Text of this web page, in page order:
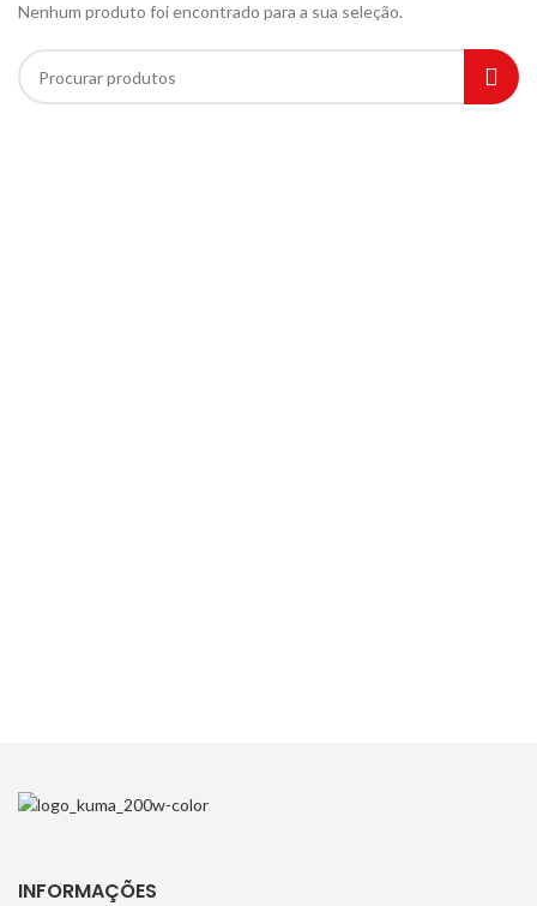
Nenhum produto foi encontrado para a sua seleção.
INFORMAÇÕES